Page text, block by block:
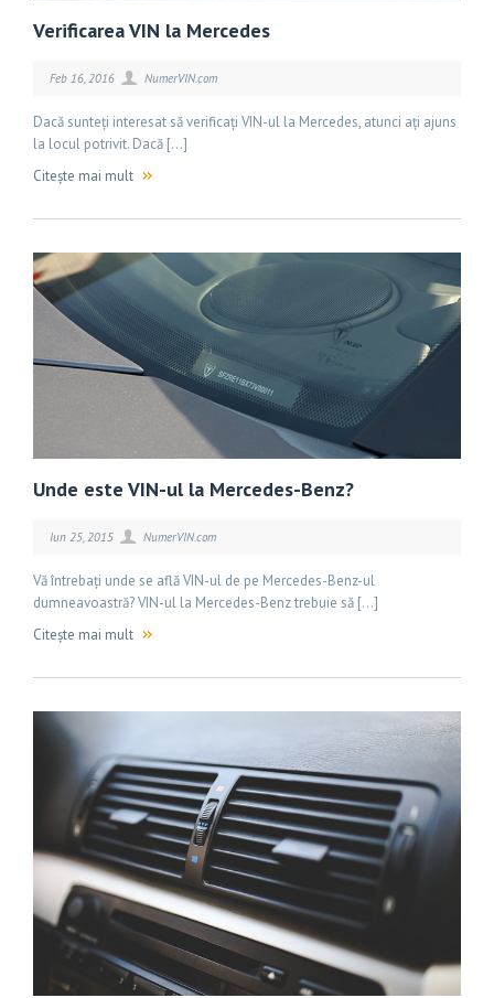
Verificarea VIN la Mercedes
Feb 16, 2016 NumerVIN.com
Dacă sunteți interesat să verificați VIN-ul la Mercedes, atunci ați ajuns
la locul potrivit. Dacă […]
Citește mai mult
Unde este VIN-ul la Mercedes-Benz?
Iun 25, 2015 NumerVIN.com
Vă întrebați unde se află VIN-ul de pe Mercedes-Benz-ul
dumneavoastră? VIN-ul la Mercedes-Benz trebuie să […]
Citește mai mult